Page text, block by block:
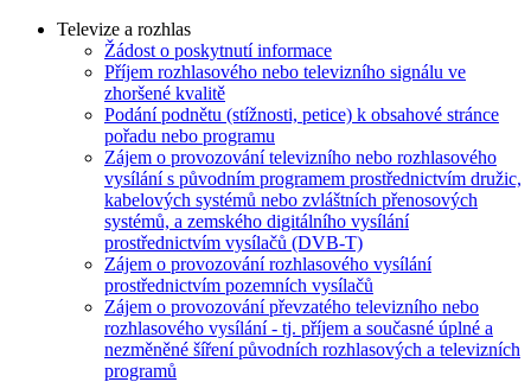
Televize a rozhlas
Žádost o poskytnutí informace
Příjem rozhlasového nebo televizního signálu ve
zhoršené kvalitě
Podání podnětu (stížnosti, petice) k obsahové stránce
pořadu nebo programu
Zájem o provozování televizního nebo rozhlasového
vysílání s původním programem prostřednictvím družic,
kabelových systémů nebo zvláštních přenosových
systémů, a zemského digitálního vysílání
prostřednictvím vysílačů (DVB-T)
Zájem o provozování rozhlasového vysílání
prostřednictvím pozemních vysílačů
Zájem o provozování převzatého televizního nebo
rozhlasového vysílání - tj. příjem a současné úplné a
nezměněné šíření původních rozhlasových a televizních
programů